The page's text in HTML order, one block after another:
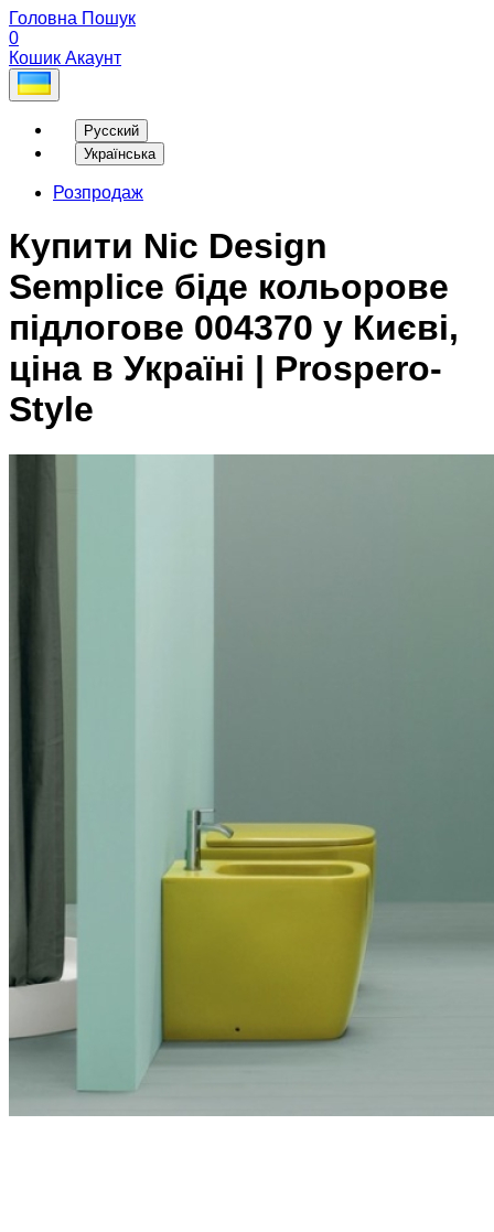
Головна Пошук
0
Кошик Акаунт
Русский
Українська
Розпродаж
Купити Nic Design
Semplice біде кольорове
підлогове 004370 у Києві,
ціна в Україні | Prospero-
Style